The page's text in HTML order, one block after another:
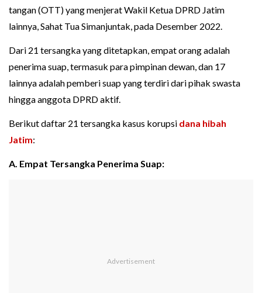
tangan (OTT) yang menjerat Wakil Ketua DPRD Jatim
lainnya, Sahat Tua Simanjuntak, pada Desember 2022.
Dari 21 tersangka yang ditetapkan, empat orang adalah
penerima suap, termasuk para pimpinan dewan, dan 17
lainnya adalah pemberi suap yang terdiri dari pihak swasta
hingga anggota DPRD aktif.
Berikut daftar 21 tersangka kasus korupsi dana hibah
Jatim:
A. Empat Tersangka Penerima Suap: